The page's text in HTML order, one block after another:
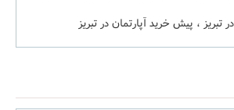
، پیش خرید آپارتمان در تبریز